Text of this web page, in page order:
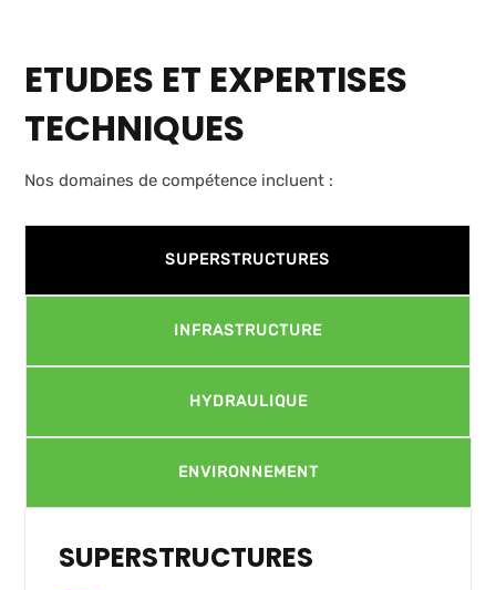
ETUDES ET EXPERTISES
TECHNIQUES
Nos domaines de compétence incluent :
SUPERSTRUCTURES
INFRASTRUCTURE
HYDRAULIQUE
ENVIRONNEMENT
SUPERSTRUCTURES